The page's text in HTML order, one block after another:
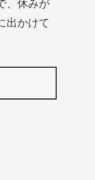
、休みが
出かけて